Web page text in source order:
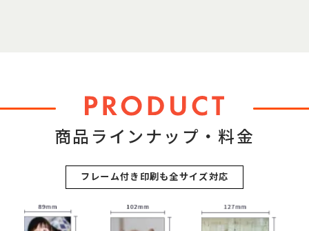
商品ラインナップ・料金
フレーム付き印刷も全サイズ対応